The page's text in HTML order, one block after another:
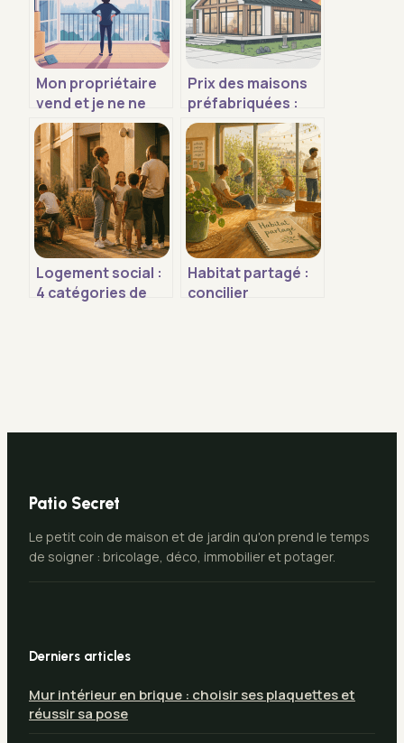
Mon propriétaire
vend et je ne ne
trouve pas de
logement que faire
Prix des maisons
préfabriquées :
fourchettes,
budget réel et
coûts cachés
Logement social :
4 catégories de
Habitat partagé :
concilier
Patio Secret
Le petit coin de maison et de jardin qu'on prend le temps
de soigner : bricolage, déco, immobilier et potager.
Derniers articles
Mur intérieur en brique : choisir ses plaquettes et
réussir sa pose